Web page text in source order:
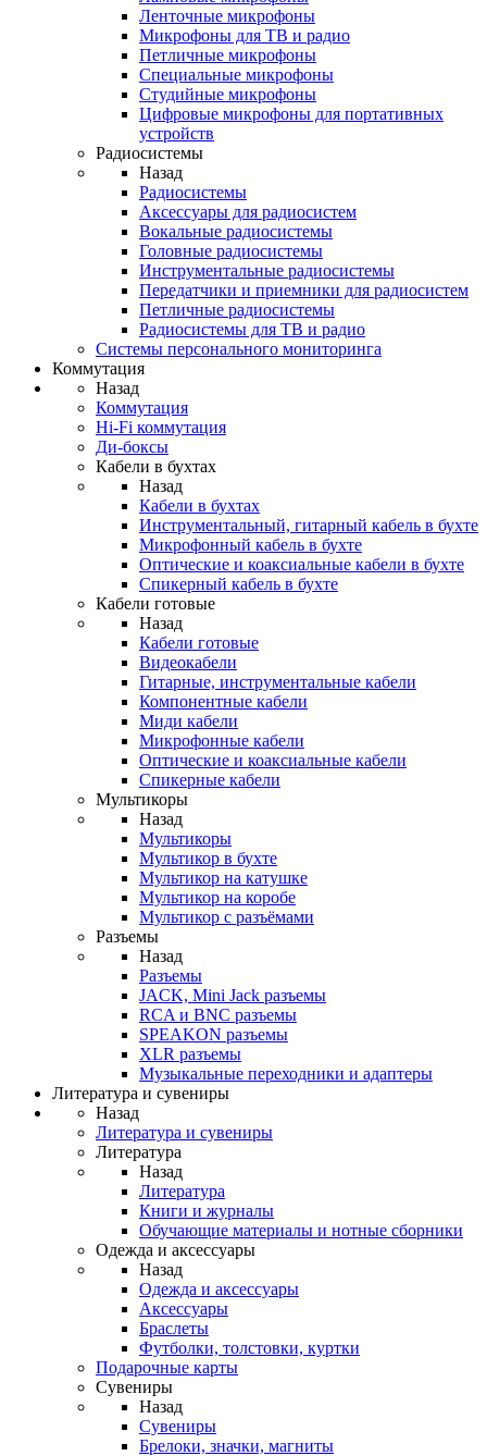
Ленточные микрофоны
Микрофоны для ТВ и радио
Петличные микрофоны
Специальные микрофоны
Студийные микрофоны
Цифровые микрофоны для портативных
устройств
Радиосистемы
Назад
Радиосистемы
Аксессуары для радиосистем
Вокальные радиосистемы
Головные радиосистемы
Инструментальные радиосистемы
Передатчики и приемники для радиосистем
Петличные радиосистемы
Радиосистемы для ТВ и радио
Системы персонального мониторинга
Коммутация
Назад
Коммутация
Hi-Fi коммутация
Ди-боксы
Кабели в бухтах
Назад
Кабели в бухтах
Инструментальный, гитарный кабель в бухте
Микрофонный кабель в бухте
Оптические и коаксиальные кабели в бухте
Спикерный кабель в бухте
Кабели готовые
Назад
Кабели готовые
Видеокабели
Гитарные, инструментальные кабели
Компонентные кабели
Миди кабели
Микрофонные кабели
Оптические и коаксиальные кабели
Спикерные кабели
Мультикоры
Назад
Мультикоры
Мультикор в бухте
Мультикор на катушке
Мультикор на коробе
Мультикор с разъёмами
Разъемы
Назад
Разъемы
JACK, Mini Jack разъемы
RCA и BNC разъемы
SPEAKON разъемы
XLR разъемы
Музыкальные переходники и адаптеры
Литература и сувениры
Назад
Литература и сувениры
Литература
Назад
Литература
Книги и журналы
Обучающие материалы и нотные сборники
Одежда и аксессуары
Назад
Одежда и аксессуары
Аксессуары
Браслеты
Футболки, толстовки, куртки
Подарочные карты
Сувениры
Назад
Сувениры
Брелоки, значки, магниты